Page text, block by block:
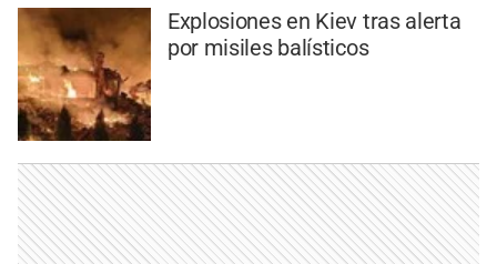
Explosiones en Kiev tras alerta
por misiles balísticos